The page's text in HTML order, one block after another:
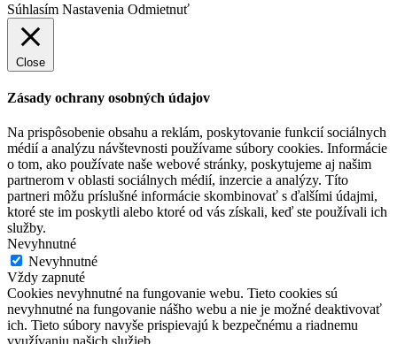
Súhlasím Nastavenia Odmietnuť
Close
Zásady ochrany osobných údajov
Na prispôsobenie obsahu a reklám, poskytovanie funkcií sociálnych
médií a analýzu návštevnosti používame súbory cookies. Informácie
o tom, ako používate naše webové stránky, poskytujeme aj našim
partnerom v oblasti sociálnych médií, inzercie a analýzy. Títo
partneri môžu príslušné informácie skombinovať s ďalšími údajmi,
ktoré ste im poskytli alebo ktoré od vás získali, keď ste používali ich
služby.
Nevyhnutné
Nevyhnutné
Vždy zapnuté
Cookies nevyhnutné na fungovanie webu. Tieto cookies sú
nevyhnutné na fungovanie nášho webu a nie je možné deaktivovať
ich. Tieto súbory navyše prispievajú k bezpečnému a riadnemu